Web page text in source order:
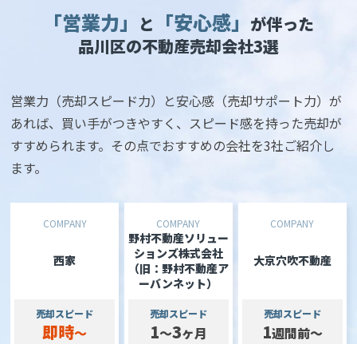
「営業力」 と 「安心感」 が伴った
品川区の不動産売却会社3選
営業力（売却スピード力）と安心感（売却サポート力）が
あれば、買い手がつきやすく、スピード感を持った売却が
すすめられます。その点でおすすめの会社を3社ご紹介し
ます。
西家
売却スピード
即時～
野村不動産ソリュー
ションズ株式会社
（旧：野村不動産ア
ーバンネット）
売却スピード
1～3ヶ月
大京穴吹不動産
売却スピード
1週間前～